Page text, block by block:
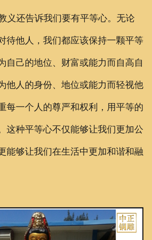
义还告诉我们要有平等心。无论
待他人，我们都应该保持一颗平等
自己的地位、财富或能力而自高自
他人的身份、地位或能力而轻视他
每一个人的尊严和权利，用平等的
这种平等心不仅能够让我们更加公
能够让我们在生活中更加和谐和融